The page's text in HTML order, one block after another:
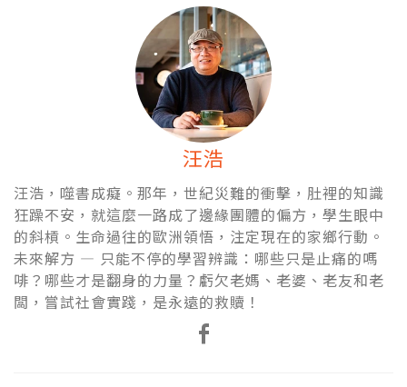
汪浩
汪浩，噬書成癡。那年，世紀災難的衝擊，肚裡的知識
狂躁不安，就這麼一路成了邊緣團體的偏方，學生眼中
的斜槓。生命過往的歐洲領悟，注定現在的家鄉行動。
未來解方 — 只能不停的學習辨識：哪些只是止痛的嗎
啡？哪些才是翻身的力量？虧欠老媽、老婆、老友和老
闆，嘗試社會實踐，是永遠的救贖！